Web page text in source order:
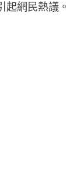
起網民熱議。